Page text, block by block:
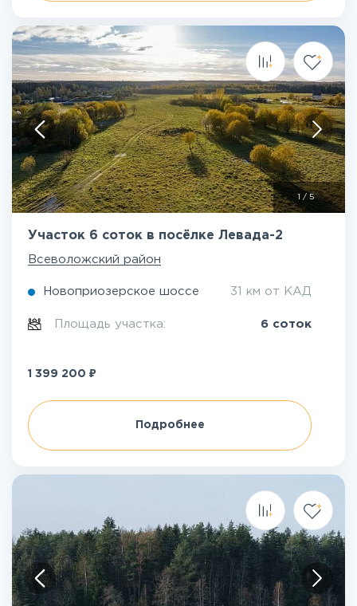
/ 5
Участок 6 соток в посёлке Левада-2
Всеволожский район
Новоприозерское шоссе 31 км от КАД
Площадь участка: 6 соток
1 399 200 ₽
Подробнее